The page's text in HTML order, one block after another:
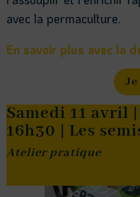
avec la permaculture.
En savoir plus avec la
Samedi 11 avril
16h30 | Les
Atelier pratique